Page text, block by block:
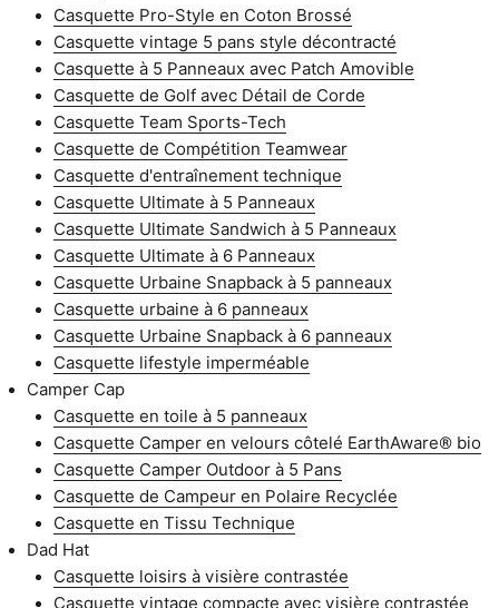
Casquette Pro-Style en Coton Brossé
Casquette vintage 5 pans style décontracté
Casquette à 5 Panneaux avec Patch Amovible
Casquette de Golf avec Détail de Corde
Casquette Team Sports-Tech
Casquette de Compétition Teamwear
Casquette d'entraînement technique
Casquette Ultimate à 5 Panneaux
Casquette Ultimate Sandwich à 5 Panneaux
Casquette Ultimate à 6 Panneaux
Casquette Urbaine Snapback à 5 panneaux
Casquette urbaine à 6 panneaux
Casquette Urbaine Snapback à 6 panneaux
Casquette lifestyle imperméable
Camper Cap
Casquette en toile à 5 panneaux
Casquette Camper en velours côtelé EarthAware® bio
Casquette Camper Outdoor à 5 Pans
Casquette de Campeur en Polaire Recyclée
Casquette en Tissu Technique
Dad Hat
Casquette loisirs à visière contrastée
Casquette vintage compacte avec visière contrastée